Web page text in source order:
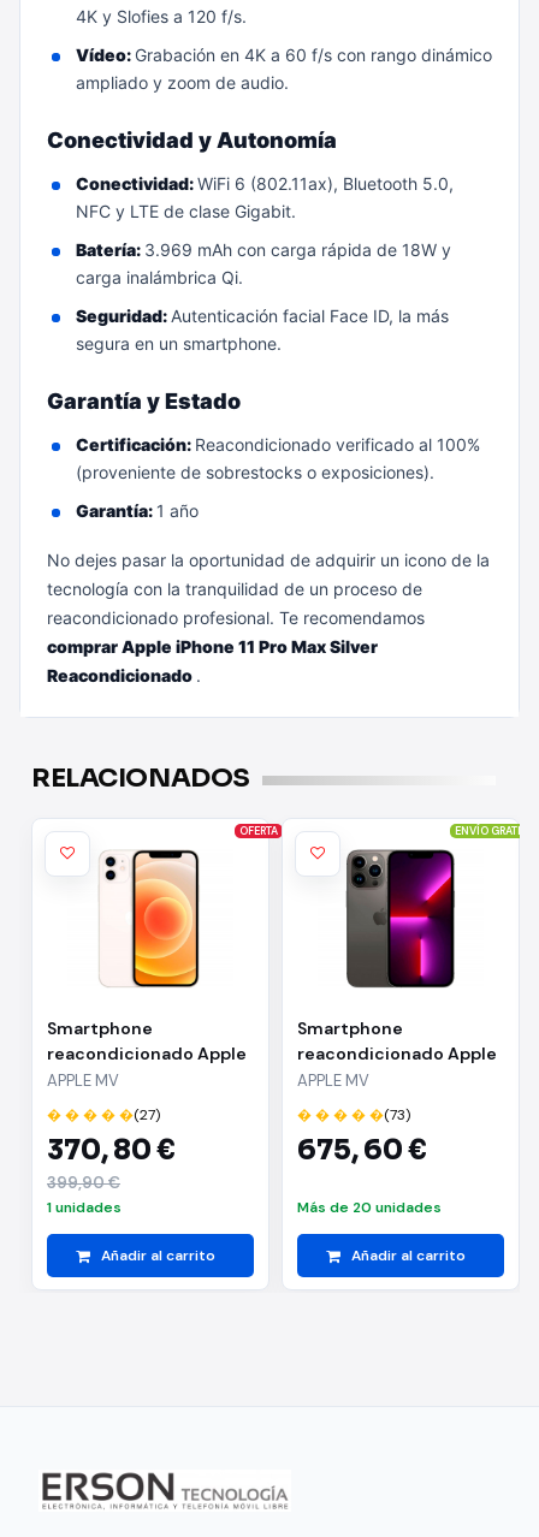
4K y Slofies a 120 f/s.
Vídeo: Grabación en 4K a 60 f/s con rango dinámico
ampliado y zoom de audio.
Conectividad y Autonomía
Conectividad:WiFi 6 (802.11ax), Bluetooth 5.0,
NFC y LTE de clase Gigabit.
Batería: 3.969 mAh con carga rápida de 18W y
carga inalámbrica Qi.
Seguridad: Autenticación facial Face ID, la más
segura en un smartphone.
Garantía y Estado
Certificación: Reacondicionado verificado al 100%
(proveniente de sobrestocks o exposiciones).
Garantía: 1 año
No dejes pasar la oportunidad de adquirir un icono de la
tecnología con la tranquilidad de un proceso de
reacondicionado profesional. Te recomendamos
comprar Apple iPhone 11 Pro Max Silver
Reacondicionado .
RELACIONADOS
Smartphone
reacondicionado Apple
iPhone 12 - 4GB RAM -
256GB - Pantalla 6.1" -
Color blanco
APPLE MV
� � � � �(27)
370,80 €
399,90 €
1 unidades
Añadir al carrito
OFERTA
Smartphone
reacondicionado Apple
iPhone 13 Pro Max - 6GB
RAM - 512GB - Pantalla
6.7" - Color Negro
grafito
APPLE MV
� � � � �(73)
675,60 €
Más de 20 unidades
Añadir al carrito
ENVÍO GRATIS